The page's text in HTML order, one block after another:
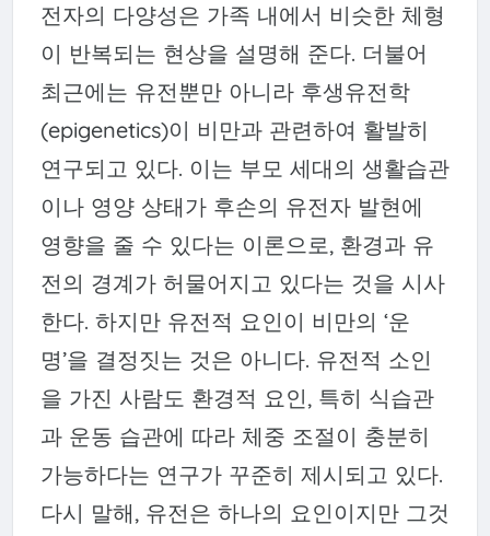
전자의 다양성은 가족 내에서 비슷한 체형
이 반복되는 현상을 설명해 준다. 더불어
최근에는 유전뿐만 아니라 후생유전학
(epigenetics)이 비만과 관련하여 활발히
연구되고 있다. 이는 부모 세대의 생활습관
이나 영양 상태가 후손의 유전자 발현에
영향을 줄 수 있다는 이론으로, 환경과 유
전의 경계가 허물어지고 있다는 것을 시사
한다. 하지만 유전적 요인이 비만의 ‘운
명’을 결정짓는 것은 아니다. 유전적 소인
을 가진 사람도 환경적 요인, 특히 식습관
과 운동 습관에 따라 체중 조절이 충분히
가능하다는 연구가 꾸준히 제시되고 있다.
다시 말해, 유전은 하나의 요인이지만 그것